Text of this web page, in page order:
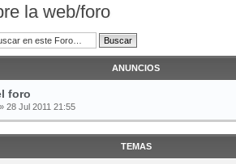
la web/foro
ANUNCIOS
foro
» 28 Jul 2011 21:55
TEMAS